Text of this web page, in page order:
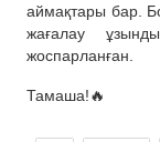
аймақтары бар.
жағалау
жоспарланған.
Тамаша!🔥